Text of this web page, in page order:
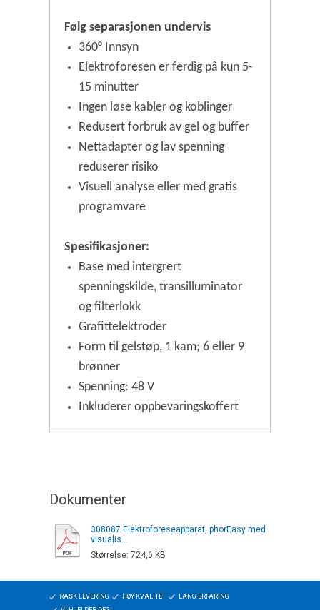
Følg separasjonen undervis
360° Innsyn
Elektroforesen er ferdig på kun 5-
15 minutter
Ingen løse kabler og koblinger
Redusert forbruk av gel og buffer
Nettadapter og lav spenning
reduserer risiko
Visuell analyse eller med gratis
programvare
Spesifikasjoner:
Base med intergrert
spenningskilde, transilluminator
og filterlokk
Grafittelektroder
Form til gelstøp, 1 kam; 6 eller 9
brønner
Spenning: 48 V
Inkluderer oppbevaringskoffert
Dokumenter
308087 Elektroforeseapparat, phorEasy med
visualis...
Størrelse: 724,6 KB
RASK LEVERING HØY KVALITET
LANG ERFARING